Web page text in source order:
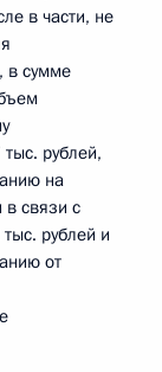
в части, не
в сумме
рублей,
на
в связи с
рублей и
от